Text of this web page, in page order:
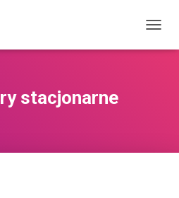
stacjonarne